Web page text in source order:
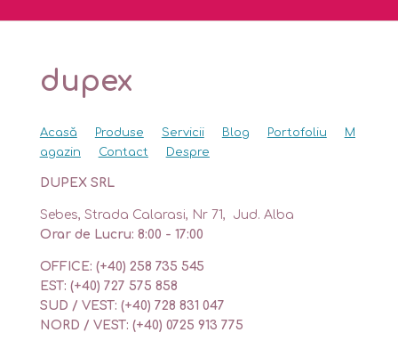
dupex
Acasă Produse Servicii Blog Portofoliu
M
agazin
Contact Despre
DUPEX SRL
Sebes, Strada Calarasi, Nr 71, Jud. Alba
Orar de Lucru: 8:00 - 17:00
OFFICE: (+40) 258 735 545
EST: (+40) 727 575 858
SUD / VEST: (+40) 728 831 047
NORD / VEST: (+40) 0725 913 775